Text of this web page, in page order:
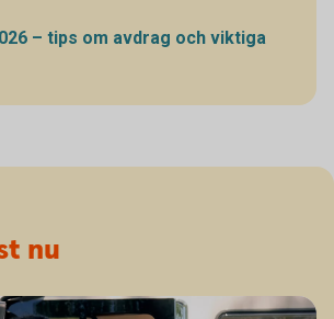
– tips om avdrag och viktiga
nu